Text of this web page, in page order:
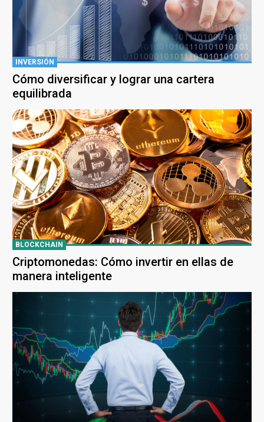
INVERSIÓN
Cómo diversificar y lograr una cartera
equilibrada
BLOCKCHAIN
Criptomonedas: Cómo invertir en ellas de
manera inteligente